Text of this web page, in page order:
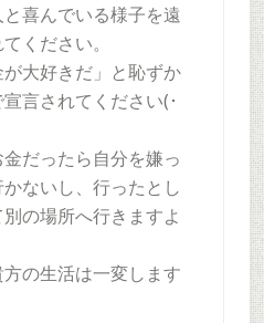
喜んでいる様子を遠
ください。
大好きだ」と恥ずか
言されてください(･
金だったら自分を嫌っ
ないし、行ったとし
の場所へ行きますよ
の生活は一変します